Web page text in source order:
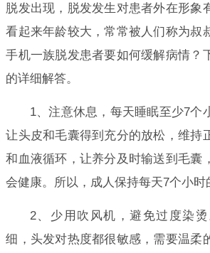
脱发出现，脱发发生对患者外在形象
看起来年龄较大，常常被人们称为叔
手机一族脱发患者要如何缓解病情？
的详细解答。
1、注意休息，每天睡眠至少7个
让头皮和毛囊得到充分的放松，维持
和血液循环，让养分及时输送到毛囊
会健康。所以，成人保持每天7个小时
2、少用吹风机，避免过度染
细，头发对热度都很敏感，需要温柔